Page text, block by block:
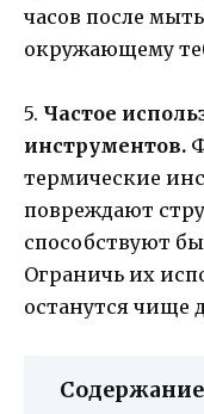
часов после
окружающему
5. Частое
инструментов.
термические
повреждают
способствуют
Ограничь их
останутся чище
Содержание